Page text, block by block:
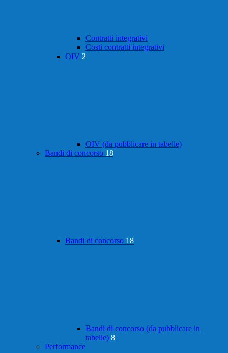
Contratti integrativi
Costi contratti integrativi
OIV 2
OIV (da pubblicare in tabelle)
Bandi di concorso 18
Bandi di concorso 18
Bandi di concorso (da pubblicare in
tabelle) 8
Performance